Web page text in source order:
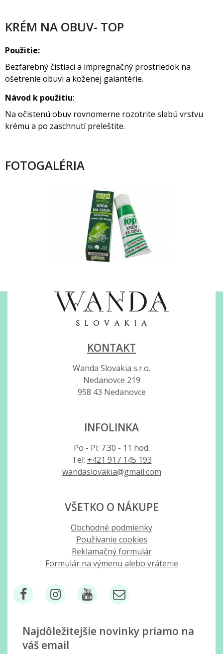
KRÉM NA OBUV- TOP
Použitie:
Bezfarebný čistiaci a impregnačný prostriedok na
ošetrenie obuvi a koženej galantérie.
Návod k použitiu:
Na očistenú obuv rovnomerne rozotrite slabú vrstvu
krému a po zaschnutí preleštite.
FOTOGALÉRIA
KONTAKT
Wanda Slovakia s.r.o.
Nedanovce 219
958 43 Nedanovce
INFOLINKA
Po - Pi: 7.30 - 11 hod.
Tel: +421 917 145 193
wandaslovakia@gmail.com
VŠETKO O NÁKUPE
Obchodné podmienky
Používanie cookies
Reklamačný formulár
Formulár na výmenu alebo vrátenie
Najdôležitejšie novinky priamo na
váš email